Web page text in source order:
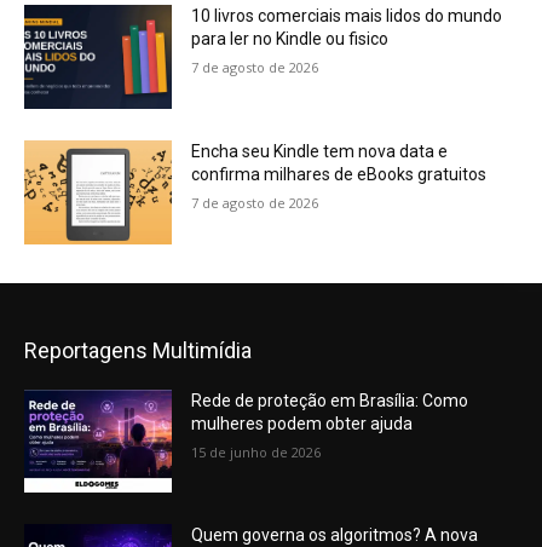
10 livros comerciais mais lidos do mundo
para ler no Kindle ou fisico
7 de agosto de 2026
Encha seu Kindle tem nova data e
confirma milhares de eBooks gratuitos
7 de agosto de 2026
Reportagens Multimídia
Rede de proteção em Brasília: Como
mulheres podem obter ajuda
15 de junho de 2026
Quem governa os algoritmos? A nova